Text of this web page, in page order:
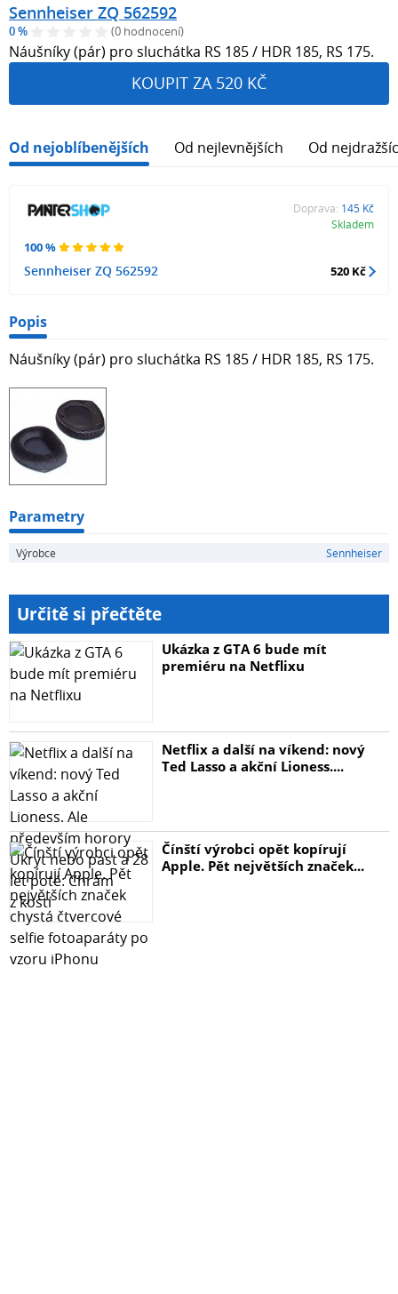
Sennheiser ZQ 562592
0 % (0 hodnocení)
Náušníky (pár) pro sluchátka RS 185 / HDR 185, RS 175.
KOUPIT ZA 520 KČ
Od nejoblíbenějších Od nejlevnějších Od
100 %
Sennheiser ZQ 562592
Doprava: 145 Kč
Skladem
520 Kč
Popis
Náušníky (pár) pro sluchátka RS 185 / HDR 185, RS 175.
Parametry
Výrobce Sennheiser
Určitě si přečtěte
Ukázka z GTA 6 bude mít
premiéru na Netflixu
Netflix a další na víkend: nový
Ted Lasso a akční Lioness....
Čínští výrobci opět kopírují
Apple. Pět největších značek...